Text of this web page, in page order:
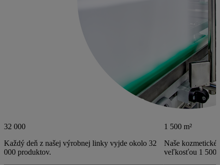
32 000
Každý deň z našej výrobnej linky vyjde okolo 32
000 produktov.
1 500 m²
Naše kozmetické
veľkosťou 1 500